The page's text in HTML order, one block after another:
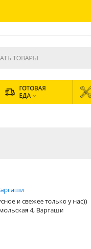
ГОТОВАЯ
ЕДА 
и свежее только у нас))
4, Варгаши